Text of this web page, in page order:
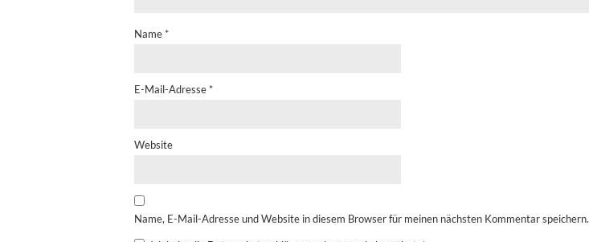
Name *
E-Mail-Adresse *
Website
Name, E-Mail-Adresse und Website in diesem Browser für meinen nächsten Kommentar speichern.